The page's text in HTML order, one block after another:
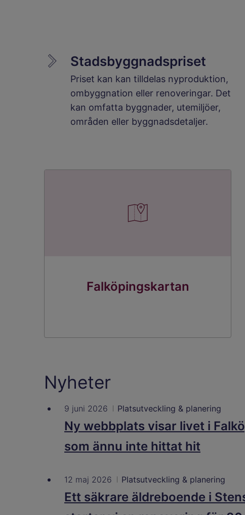
Stadsbyggnadspriset
Priset kan kan tilldelas nyproduktion,
ombyggnation eller renoveringar. Det
kan omfatta byggnader, utemiljöer,
områden eller byggnadsdetaljer.
Falköpingskartan
Nyheter
9 juni 2026 Platsutveckling & planering
Ny webbplats visar livet i
som ännu inte hittat hit
12 maj 2026 Platsutveckling & planering
Ett säkrare äldreboende i